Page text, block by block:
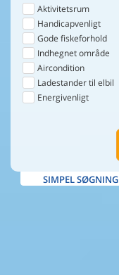
Aktivitetsrum
Handicapvenligt
Gode fiskeforhold
Indhegnet område
Aircondition
Ladestander til elbil
Energivenligt
SIMPEL SØGNING